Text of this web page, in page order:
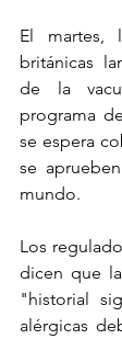
El martes,
británicas
de la
programa
se espera
se
mundo.
Los
dicen que
"historial
alérgicas